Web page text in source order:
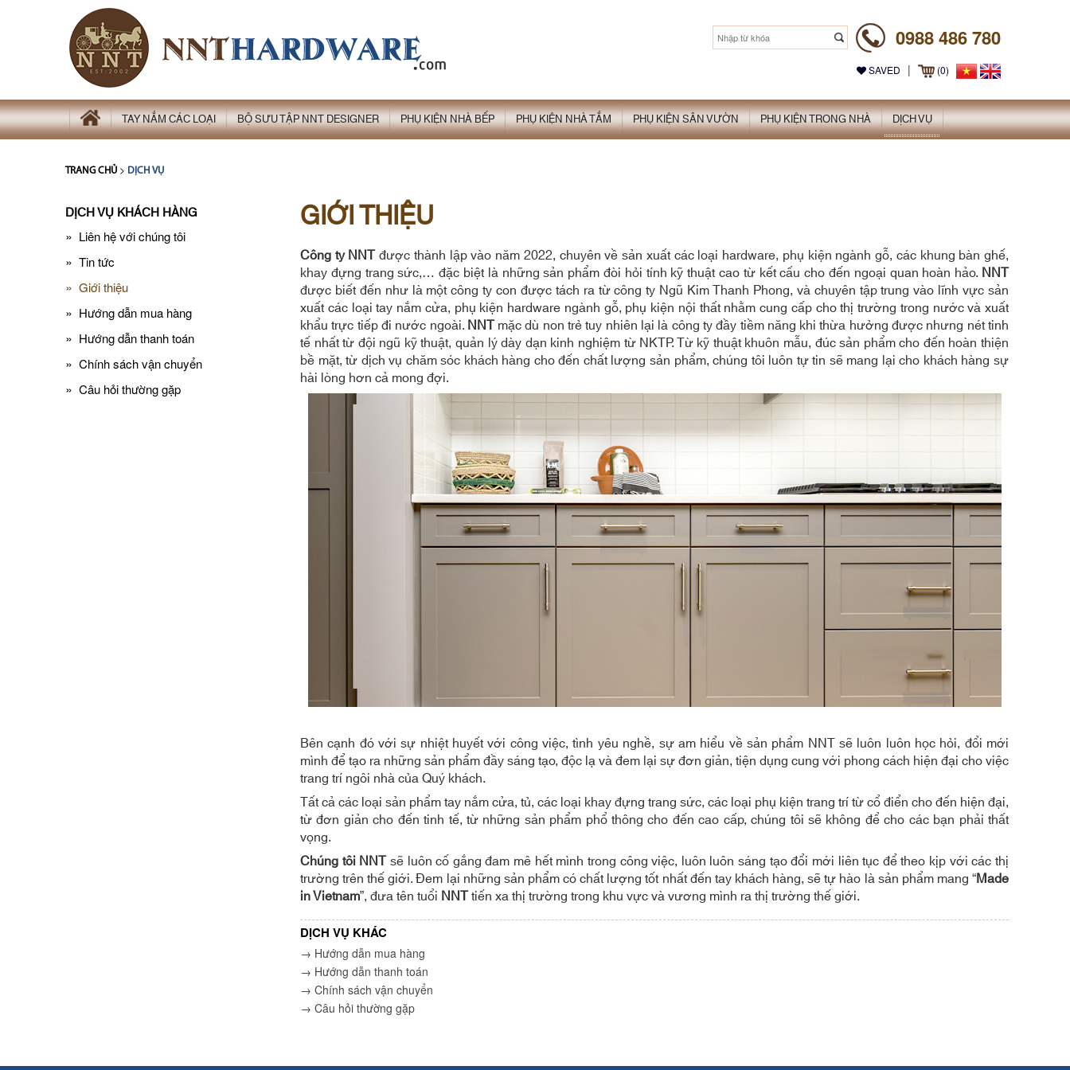
0988 486 780
SAVED | (0)
TAY NẮM CÁC LOẠI BỘ SƯU TẬP NNT DESIGNER PHỤ KIỆN NHÀ BẾP PHỤ KIỆN NHÀ TẮM PHỤ KIỆN SÂN VƯỜN PHỤ KIỆN TRONG NHÀ DỊCH VỤ
TRANG CHỦ > DỊCH VỤ
DỊCH VỤ KHÁCH HÀNG
» Liên hệ với chúng tôi
» Tin tức
» Giới thiệu
» Hướng dẫn mua hàng
» Hướng dẫn thanh toán
» Chính sách vận chuyển
» Câu hỏi thường gặp
GIỚI THIỆU
Công ty NNTđược thành lập vào năm 2022, chuyên về sản xuất các loại hardware, phụ kiện ngành gỗ, các khung bàn ghế,
khay đựng trang sức,… đặc biệt là những sản phẩm đòi hỏi tính kỹ thuật cao từ kết cấu cho đến ngoại quan hoàn hảo. NNT
được biết đến như là một công ty con được tách ra từ công ty Ngũ Kim Thanh Phong, và chuyên tập trung vào lĩnh vực sản
xuất các loại tay nắm cửa, phụ kiện hardware ngành gỗ, phụ kiện nội thất nhằm cung cấp cho thị trường trong nước và xuất
khẩu trực tiếp đi nước ngoài.NNTmặc dù non trẻ tuy nhiên lại là công ty đầy tiềm năng khi thừa hưởng được nhưng nét tinh
tế nhất từ đội ngũ kỹ thuật, quản lý dày dạn kinh nghiệm từ NKTP. Từ kỹ thuật khuôn mẫu, đúc sản phẩm cho đến hoàn thiện
bề mặt, từ dịch vụ chăm sóc khách hàng cho đến chất lượng sản phẩm, chúng tôi luôn tự tin sẽ mang lại cho khách hàng sự
hài lòng hơn cả mong đợi.
Bên cạnh đó với sự nhiệt huyết với công việc, tình yêu nghề, sự am hiểu về sản phẩm NNT sẽ luôn luôn học hỏi, đổi mới
mình để tạo ra những sản phẩm đầy sáng tạo, độc lạ và đem lại sự đơn giản, tiện dụng cung với phong cách hiện đại cho việc
trang trí ngôi nhà của Quý khách.
Tất cả các loại sản phẩm tay nắm cửa, tủ, các loại khay đựng trang sức, các loại phụ kiện trang trí từ cổ điển cho đến hiện đại,
từ đơn giản cho đến tinh tế, từ những sản phẩm phổ thông cho đến cao cấp, chúng tôi sẽ không để cho các bạn phải thất
vọng.
Chúng tôi NNTsẽ luôn cố gắng đam mê hết mình trong công việc, luôn luôn sáng tạo đổi mới liên tục để theo kịp với các thị
trường trên thế giới. Đem lại những sản phẩm có chất lượng tốt nhất đến tay khách hàng, sẽ tự hào là sản phẩm mang “Made
in Vietnam”, đưa tên tuổi NNTtiến xa thị trường trong khu vực và vương mình ra thị trường thế giới.
DỊCH VỤ KHÁC
→ Hướng dẫn mua hàng
→ Hướng dẫn thanh toán
→ Chính sách vận chuyển
→ Câu hỏi thường gặp